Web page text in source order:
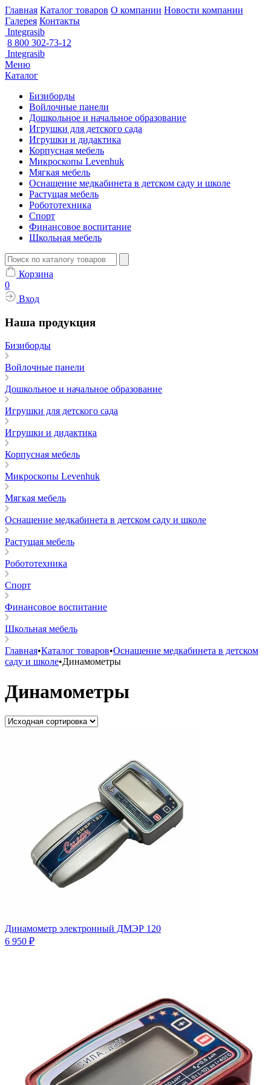
Главная Каталог товаров О компании Новости компании
Галерея Контакты
Integrasib
8 800 302-73-12
Integrasib
Меню
Каталог
Бизиборды
Войлочные панели
Дошкольное и начальное образование
Игрушки для детского сада
Игрушки и дидактика
Корпусная мебель
Микроскопы Levenhuk
Мягкая мебель
Оснащение медкабинета в детском саду и школе
Растущая мебель
Робототехника
Спорт
Финансовое воспитание
Школьная мебель
Корзина
0
Вход
Наша продукция
Бизиборды
Войлочные панели
Дошкольное и начальное образование
Игрушки для детского сада
Игрушки и дидактика
Корпусная мебель
Микроскопы Levenhuk
Мягкая мебель
Оснащение медкабинета в детском саду и школе
Растущая мебель
Робототехника
Спорт
Финансовое воспитание
Школьная мебель
Главная•Каталог товаров•Оснащение медкабинета в детском
саду и школе•Динамометры
Динамометры
Динамометр электронный ДМЭР 120
6 950 ₽